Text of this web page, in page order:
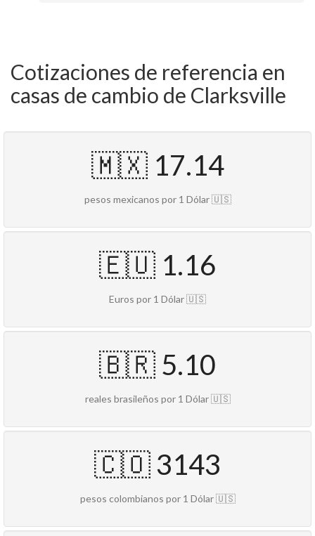
Cotizaciones de referencia en
casas de cambio de Clarksville
🇲🇽 17.14
pesos mexicanos por 1 Dólar 🇺🇸
🇪🇺 1.16
Euros por 1 Dólar 🇺🇸
🇧🇷 5.10
reales brasileños por 1 Dólar 🇺🇸
🇨🇴 3143
pesos colombianos por 1 Dólar 🇺🇸